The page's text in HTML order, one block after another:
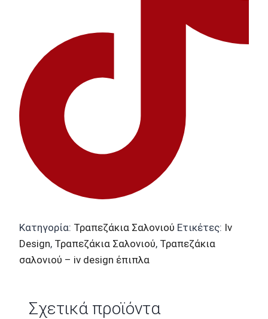
Κατηγορία: Τραπεζάκια Σαλονιού Ετικέτες: Iv
Design, Τραπεζάκια Σαλονιού, Τραπεζάκια
σαλονιού – iv design έπιπλα
Σχετικά προϊόντα